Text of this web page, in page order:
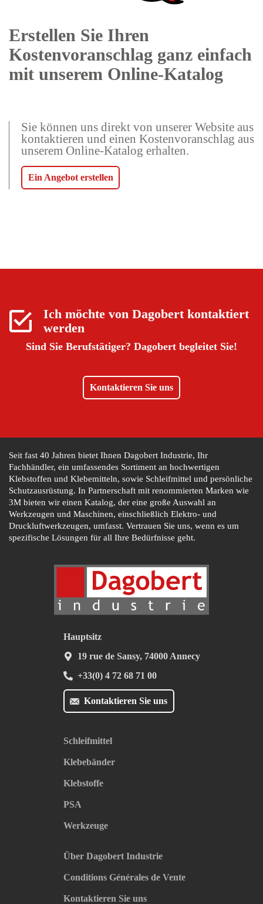
Erstellen Sie Ihren
Kostenvoranschlag ganz einfach
mit unserem Online-Katalog
Sie können uns direkt von unserer Website aus
kontaktieren und einen Kostenvoranschlag aus
unserem Online-Katalog erhalten.
Ein Angebot erstellen
Ich möchte von Dagobertkontaktiert
werden
Sind Sie Berufstätiger? Dagobert begleitet Sie!
Kontaktieren Sie uns
Seit fast 40 Jahren bietet Ihnen Dagobert Industrie, Ihr
Fachhändler, ein umfassendes Sortiment an hochwertigen
Klebstoffen und Klebemitteln, sowie Schleifmittel und persönliche
Schutzausrüstung. In Partnerschaft mit renommierten Marken wie
3M bieten wir einen Katalog, der eine große Auswahl an
Werkzeugen und Maschinen, einschließlich Elektro- und
Druckluftwerkzeugen, umfasst. Vertrauen Sie uns, wenn es um
spezifische Lösungen für all Ihre Bedürfnisse geht.
Kontaktieren Sie uns
Hauptsitz
19 rue de Sansy, 74000 Annecy
+33(0) 4 72 68 71 00
Schleifmittel
Klebebänder
Klebstoffe
PSA
Werkzeuge
Über Dagobert Industrie
Conditions Générales de Vente
Kontaktieren Sie uns